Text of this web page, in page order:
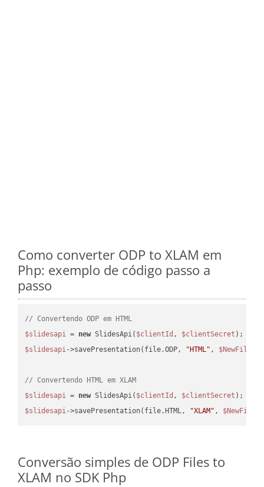
Como converter ODP to XLAM em
Php: exemplo de código passo a
passo
// Convertendo ODP em HTML
$slidesapi = new SlidesApi( $clientId , $clientSecret
$slidesapi->savePresentation(file.ODP, "HTML" , $NewFile
// Convertendo HTML em XLAM
$slidesapi = new SlidesApi( $clientId , $clientSecret
$slidesapi->savePresentation(file.HTML, "XLAM" , $NewFile
Conversão simples de ODP Files to
XLAM no SDK Php